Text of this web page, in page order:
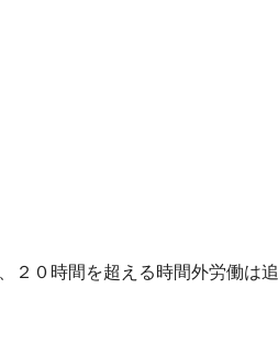
２０時間を超える時間外労働は追